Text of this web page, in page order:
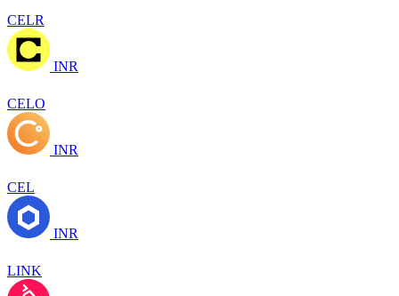
CELR
INR
CELO
INR
CEL
INR
LINK